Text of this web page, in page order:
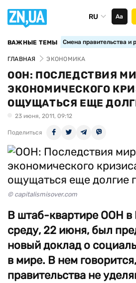
RU Аа
ВАЖНЫЕ ТЕМЫ Смена правительства и
ГЛАВНАЯ ЭКОНОМИКА
ООН: ПОСЛЕДСТВИЯ
ЭКОНОМИЧЕСКОГО
ОЩУЩАТЬСЯ ЕЩЕ
23 июня, 2011, 09:12
Поделиться
© capitalismisover.com
В штаб-квартире ООН
среду, 22 июня, был
новый доклад о
в мире. В нем
правительства не